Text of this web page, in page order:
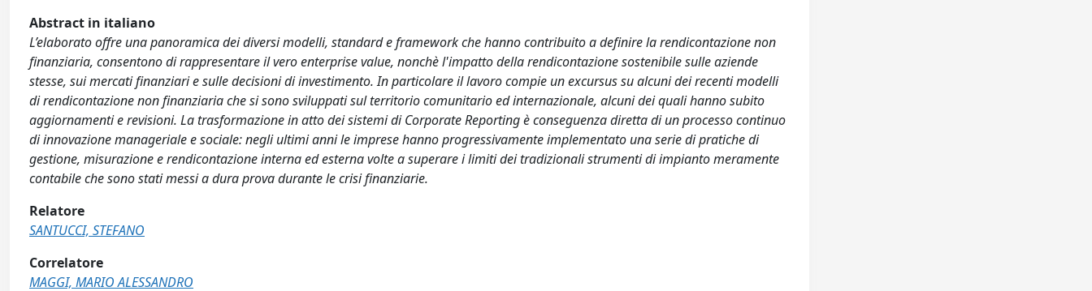
Abstract in italiano
L’elaborato offre una panoramica dei diversi modelli, standard e framework che hanno contribuito a definire la rendicontazione non
finanziaria, consentono di rappresentare il vero enterprise value, nonchè l'impatto della rendicontazione sostenibile sulle aziende
stesse, sui mercati finanziari e sulle decisioni di investimento. In particolare il lavoro compie un excursus su alcuni dei recenti modelli
di rendicontazione non finanziaria che si sono sviluppati sul territorio comunitario ed internazionale, alcuni dei quali hanno subito
aggiornamenti e revisioni. La trasformazione in atto dei sistemi di Corporate Reporting è conseguenza diretta di un processo continuo
di innovazione manageriale e sociale: negli ultimi anni le imprese hanno progressivamente implementato una serie di pratiche di
gestione, misurazione e rendicontazione interna ed esterna volte a superare i limiti dei tradizionali strumenti di impianto meramente
contabile che sono stati messi a dura prova durante le crisi finanziarie.
Relatore
SANTUCCI, STEFANO
Correlatore
MAGGI, MARIO ALESSANDRO